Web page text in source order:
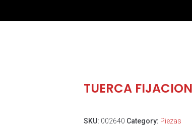
TUERCA
SKU: 002640 Category: Piezas